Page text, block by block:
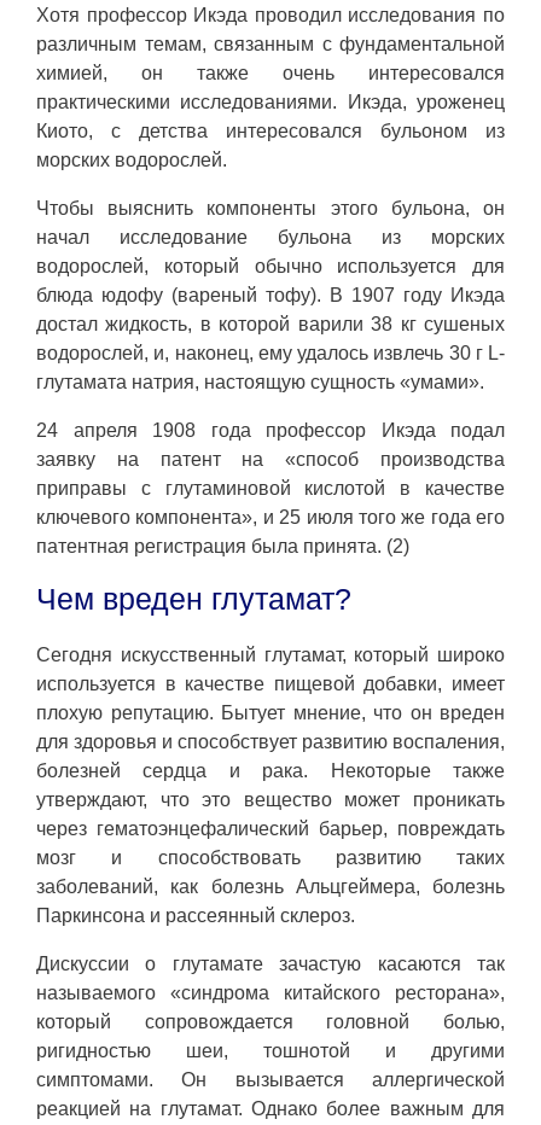
Хотя профессор Икэда проводил исследования по
различным темам, связанным с фундаментальной
химией, он также очень интересовался
практическими исследованиями. Икэда, уроженец
Киото, с детства интересовался бульоном из
морских водорослей.
Чтобы выяснить компоненты этого бульона, он
начал исследование бульона из морских
водорослей, который обычно используется для
блюда юдофу (вареный тофу). В 1907 году Икэда
достал жидкость, в которой варили 38 кг сушеных
водорослей, и, наконец, ему удалось извлечь 30 г L-
глутамата натрия, настоящую сущность «умами».
24 апреля 1908 года профессор Икэда подал
заявку на патент на «способ производства
приправы с глутаминовой кислотой в качестве
ключевого компонента», и 25 июля того же года его
патентная регистрация была принята. (2)
Чем вреден глутамат?
Сегодня искусственный глутамат, который широко
используется в качестве пищевой добавки, имеет
плохую репутацию. Бытует мнение, что он вреден
для здоровья и способствует развитию воспаления,
болезней сердца и рака. Некоторые также
утверждают, что это вещество может проникать
через гематоэнцефалический барьер, повреждать
мозг и способствовать развитию таких
заболеваний, как болезнь Альцгеймера, болезнь
Паркинсона и рассеянный склероз.
Дискуссии о глутамате зачастую касаются так
называемого «синдрома китайского ресторана»,
который сопровождается головной болью,
ригидностью шеи, тошнотой и другими
симптомами. Он вызывается аллергической
реакцией на глутамат. Однако более важным для